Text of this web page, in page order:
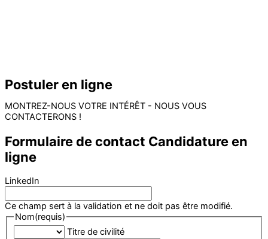
Postuler en ligne
MONTREZ-NOUS VOTRE INTÉRÊT - NOUS VOUS
CONTACTERONS !
Formulaire de contact Candidature en
ligne
LinkedIn
Ce champ sert à la validation et ne doit pas être modifié.
Nom(requis)
Titre de civilité